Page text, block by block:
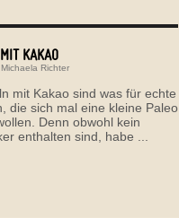
KAKAO
Michaela Richter
mit Kakao sind was für echte
die sich mal eine kleine Paleo
Denn obwohl kein
enthalten sind, habe ...